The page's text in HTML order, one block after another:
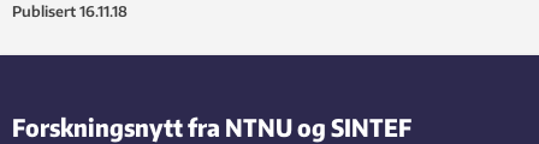
Publisert 16.11.18
Forskningsnytt fra NTNU og SINTEF